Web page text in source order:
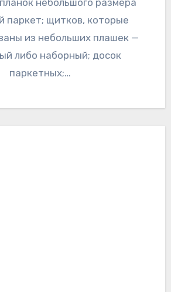
паркет; щитков, которые
из небольших плашек —
либо наборный; досок
паркетных;…